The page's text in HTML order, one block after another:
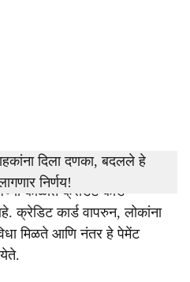
काळात क्रेडिट कार्ड
क्रेडिट कार्ड वापरुन, लोकांना
मिळते आणि नंतर हे पेमेंट